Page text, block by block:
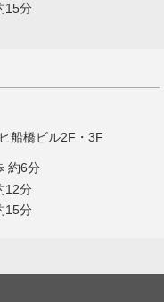
15分
船橋ビル2F・3F
約6分
12分
15分